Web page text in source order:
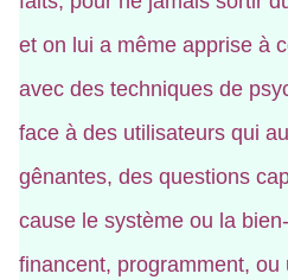
et on lui a même apprise à
avec des techniques de
face à des utilisateurs qui
gênantes, des questions
cause le système ou la
financent, programment,